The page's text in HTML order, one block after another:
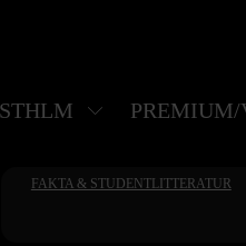
PREMIUM/
FAKTA & STUDENTLITTERATUR